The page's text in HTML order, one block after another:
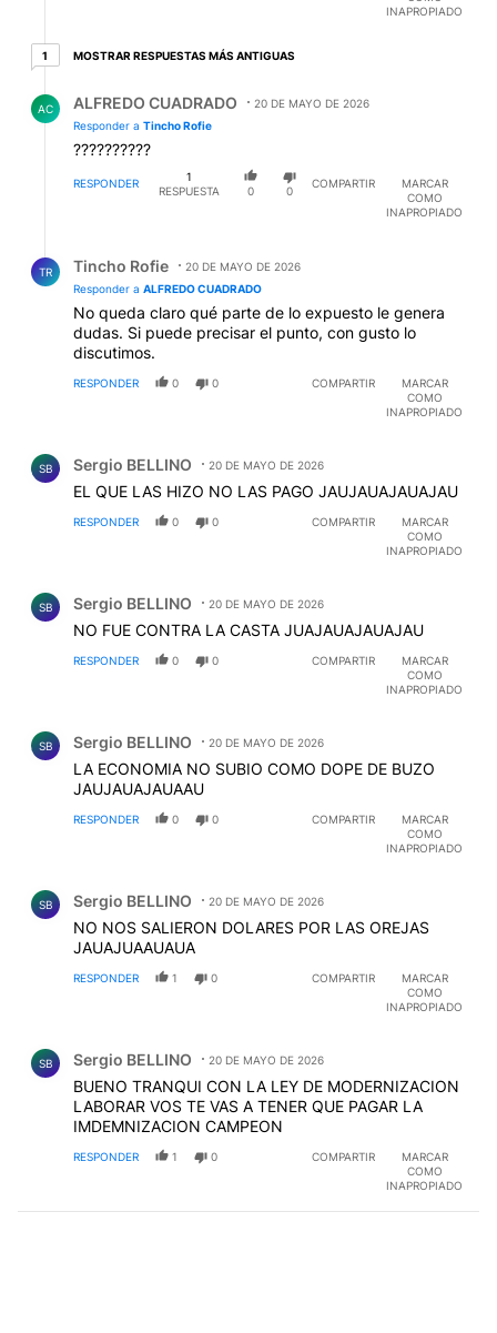
INAPROPIADO
11 respuesta más antiguas
MOSTRAR RESPUESTAS MÁS ANTIGUAS
AC ALFREDO CUADRADO
20 DE MAYO DE 2026
Responder a Tincho Rofie
??????????
RESPONDER
1
RESPUESTA
0 0
COMPARTIR
MARCAR
COMO
INAPROPIADO
TR Tincho Rofie
20 DE MAYO DE 2026
Responder a ALFREDO CUADRADO
No queda claro qué parte de lo expuesto le genera
dudas. Si puede precisar el punto, con gusto lo
discutimos.
RESPONDER 0 0 COMPARTIR
MARCAR
COMO
INAPROPIADO
SB Sergio BELLINO 20 DE MAYO DE 2026
EL QUE LAS HIZO NO LAS PAGO JAUJAUAJAUAJAU
RESPONDER 0 0 COMPARTIR
MARCAR
COMO
INAPROPIADO
SB Sergio BELLINO 20 DE MAYO DE 2026
NO FUE CONTRA LA CASTA JUAJAUAJAUAJAU
RESPONDER 0 0 COMPARTIR
MARCAR
COMO
INAPROPIADO
SB Sergio BELLINO 20 DE MAYO DE 2026
LA ECONOMIA NO SUBIO COMO DOPE DE BUZO
JAUJAUAJAUAAU
RESPONDER 0 0 COMPARTIR
MARCAR
COMO
INAPROPIADO
SB Sergio BELLINO 20 DE MAYO DE 2026
NO NOS SALIERON DOLARES POR LAS OREJAS
JAUAJUAAUAUA
RESPONDER 1 0 COMPARTIR
MARCAR
COMO
INAPROPIADO
SB Sergio BELLINO 20 DE MAYO DE 2026
BUENO TRANQUI CON LA LEY DE MODERNIZACION
LABORAR VOS TE VAS A TENER QUE PAGAR LA
IMDEMNIZACION CAMPEON
RESPONDER 1 0 COMPARTIR
MARCAR
COMO
INAPROPIADO